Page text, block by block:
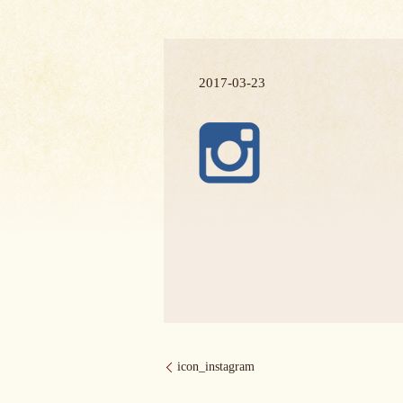
2017-03-23
icon_instagram